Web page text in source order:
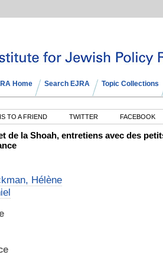
Home Search EJRA Topic Collections
TO A FRIEND TWITTER FACEBOOK
de la Shoah, entretiens avec des
Hélène